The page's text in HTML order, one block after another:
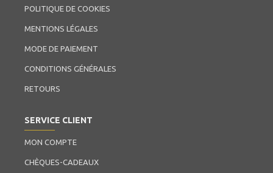
POLITIQUE DE COOKIES
MENTIONS LÉGALES
MODE DE PAIEMENT
CONDITIONS GÉNÉRALES
RETOURS
SERVICE CLIENT
MON COMPTE
CHÈQUES-CADEAUX